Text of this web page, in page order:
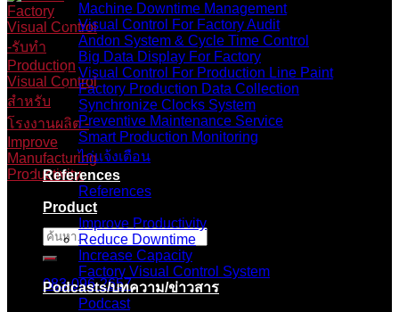
ค้นหา:
083-096-2657
Machine Downtime Management
Visual Control For Factory Audit
Andon System & Cycle Time Control
Big Data Display For Factory
Visual Control For Production Line Paint
Factory Production Data Collection
Synchronize Clocks System
Preventive Maintenance Service
Smart Production Monitoring
ไก่แจ้งเตือน
References
References
Product
Improve Productivity
Reduce Downtime
Increase Capacity
Factory Visual Control System
Podcasts/บทความ/ข่าวสาร
Podcast